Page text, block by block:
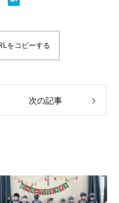
をコピーする
次の記事